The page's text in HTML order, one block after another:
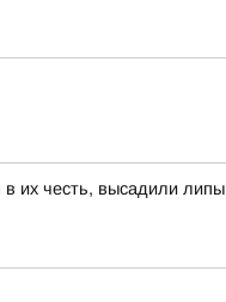
их честь, высадили липы